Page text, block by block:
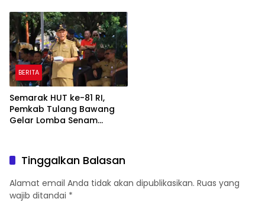
Pembangunan
BERITA
Semarak HUT ke-81 RI,
Pemkab Tulang Bawang
Gelar Lomba Senam
Tinggalkan Balasan
Alamat email Anda tidak akan dipublikasikan. Ruas yang
wajib ditandai *